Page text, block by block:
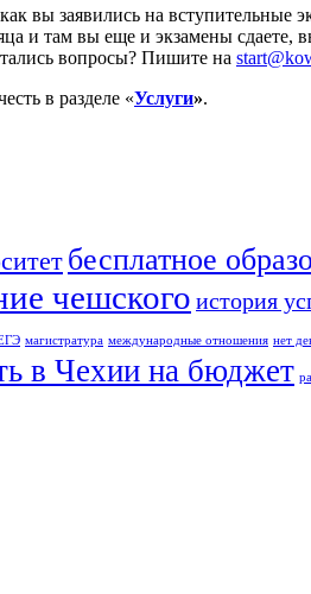
вы заявились на
и там вы еще и экзамены
вопросы? Пишите на
в разделе «Услуги».
бесплатное
чешского история
магистратура международные отношения нет
в Чехии на бюджет